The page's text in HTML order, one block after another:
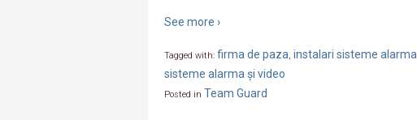
See more ›
Tagged with: firma de paza, instalari sisteme alarma
sisteme alarma și video
Posted in Team Guard